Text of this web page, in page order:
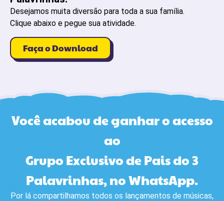
Desejamos muita diversão para toda a sua família.
Clique abaixo e pegue sua atividade.
Faça o Download
Você acabou de ganhar o acesso
ao
Grupo Exclusivo de Pais do 3
Palavrinhas, no WhatsApp.
Por lá compartilhamos todos os lançamentos de músicas,